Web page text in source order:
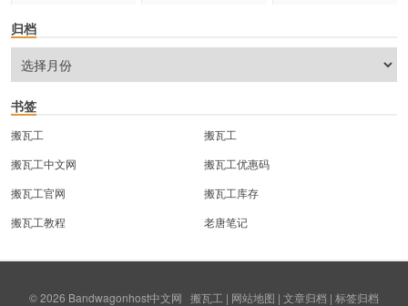
归档
书签
搬瓦工
搬瓦工
搬瓦工中文网
搬瓦工优惠码
搬瓦工官网
搬瓦工库存
搬瓦工教程
老唐笔记
© 2026 Bandwagonhost中文网 搬瓦工 | 网站地图 | 文章归档 | 标签归档